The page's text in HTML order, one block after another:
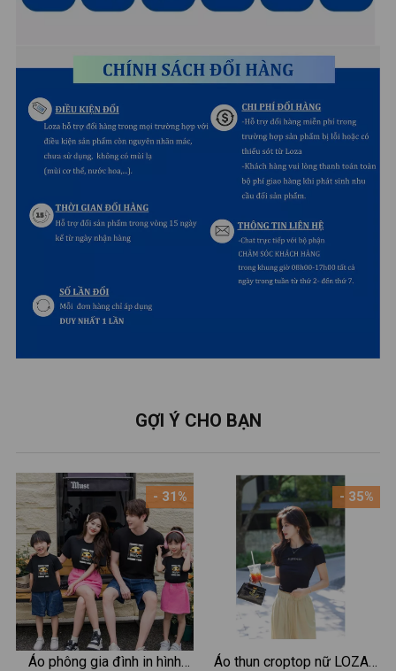
GỢI Ý CHO BẠN
- 31%
Áo phông gia đình in hình
- 35%
Áo thun croptop nữ LOZA